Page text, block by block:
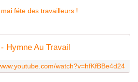
Hymne Au Travail
watch?v=hfKfBBe4d24